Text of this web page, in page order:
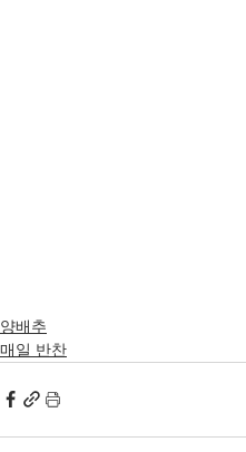
양배추
매일 반찬